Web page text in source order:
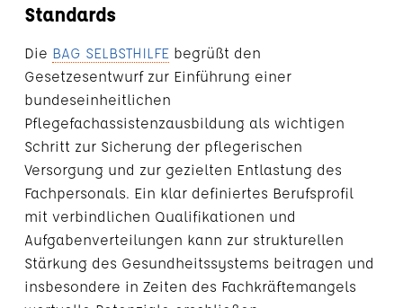
Standards
Die BAG SELBSTHILFEbegrüßt den
Gesetzesentwurf zur Einführung einer
bundeseinheitlichen
Pflegefachassistenzausbildung als wichtigen
Schritt zur Sicherung der pflegerischen
Versorgung und zur gezielten Entlastung des
Fachpersonals. Ein klar definiertes Berufsprofil
mit verbindlichen Qualifikationen und
Aufgabenverteilungen kann zur strukturellen
Stärkung des Gesundheitssystems beitragen und
insbesondere in Zeiten des Fachkräftemangels